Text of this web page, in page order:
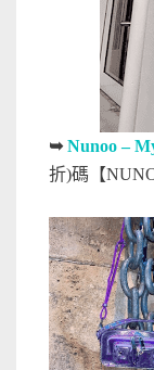
➥Nunoo –
折)碼【